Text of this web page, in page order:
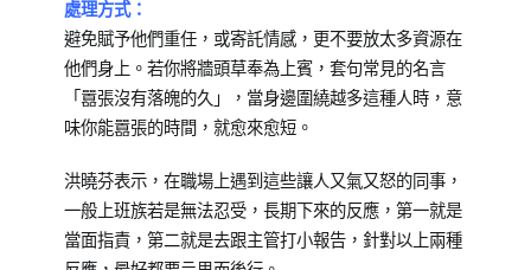
處理方式：
避免賦予他們重任，或寄託情感，更不要放太多資源在
他們身上。若你將牆頭草奉為上賓，套句常見的名言
「囂張沒有落魄的久」，當身邊圍繞越多這種人時，意
味你能囂張的時間，就愈來愈短。
洪曉芬表示，在職場上遇到這些讓人又氣又怒的同事，
一般上班族若是無法忍受，長期下來的反應，第一就是
當面指責，第二就是去跟主管打小報告，針對以上兩種